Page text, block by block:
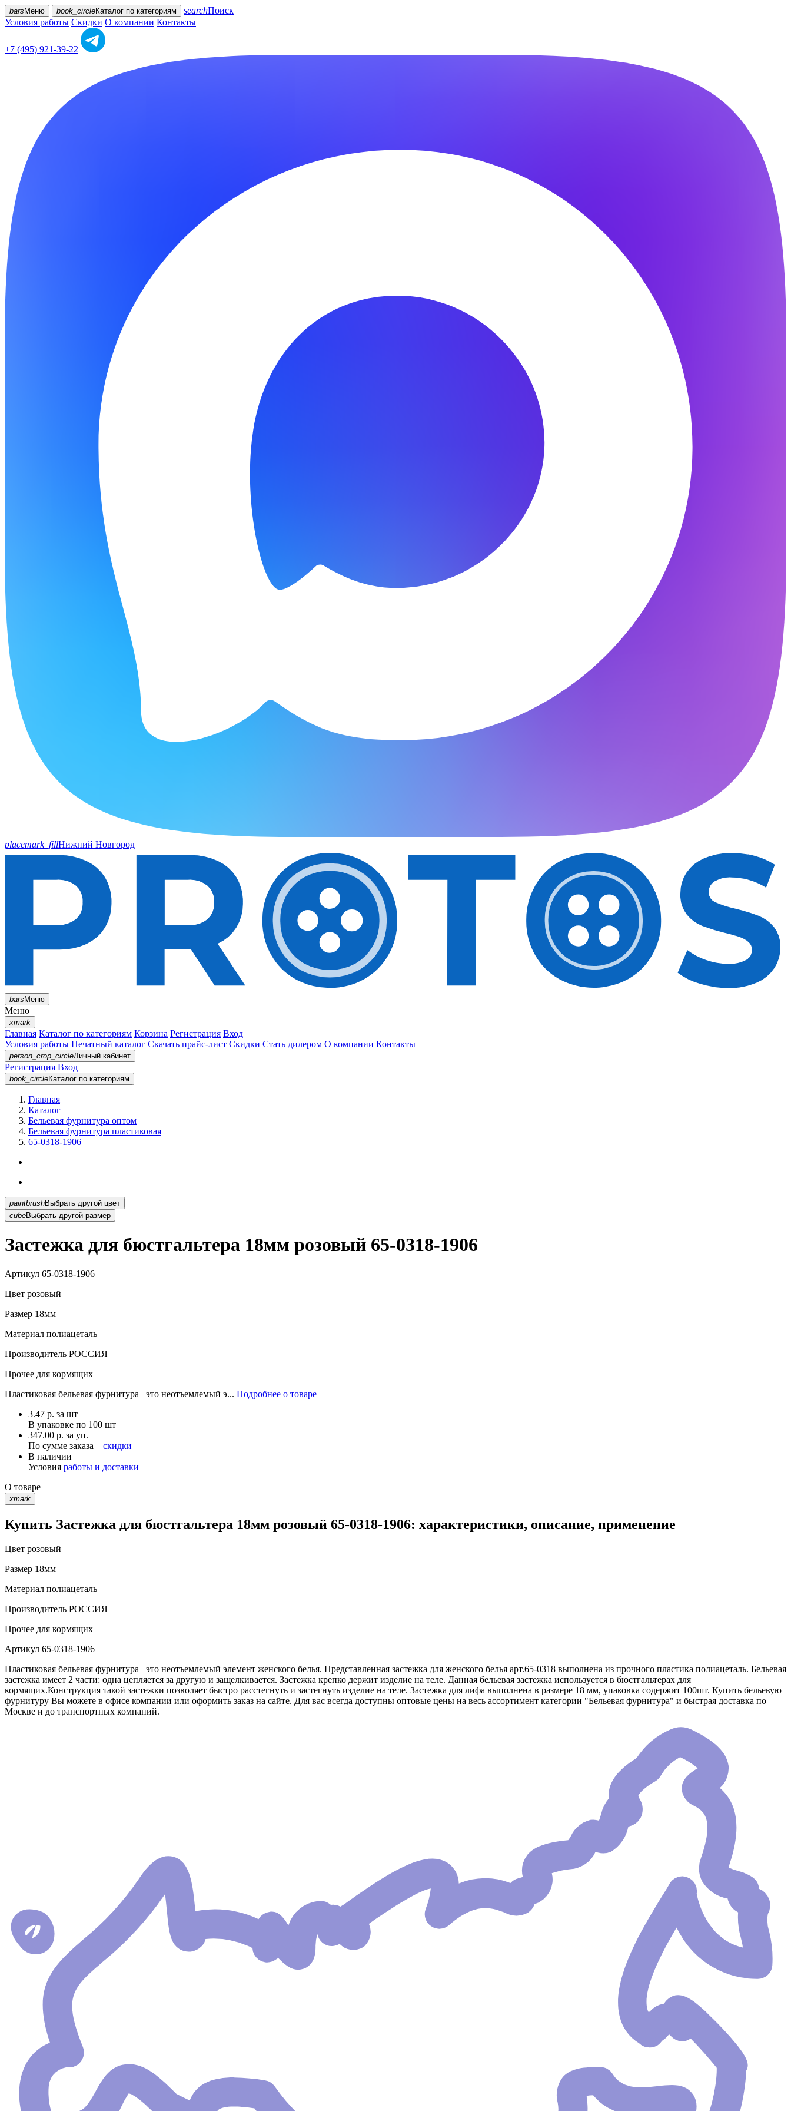
bars Меню book_circleКаталог по категориям searchПоиск
Условия работы Скидки О компании Контакты
+7 (495) 921-39-22
placemark_fillНижний Новгород
barsМеню
Меню
xmark
Главная Каталог по категориям Корзина Регистрация Вход
Условия работы Печатный каталог Скачать прайс-лист Скидки Стать дилером О компании Контакты
person_crop_circleЛичный кабинет
Регистрация Вход
book_circleКаталог по категориям
Главная
Каталог
Бельевая фурнитура оптом
Бельевая фурнитура пластиковая
65-0318-1906
paintbrush
Выбрать другой цвет
cubeВыбрать другой размер
Застежка для бюстгальтера 18мм розовый 65-0318-1906
Артикул 65-0318-1906
Цвет розовый
Размер 18мм
Материал полиацеталь
Производитель РОССИЯ
Прочее для кормящих
Пластиковая бельевая фурнитура –это неотъемлемый э... Подробнее о товаре
3.47 р. за шт
В упаковке по 100 шт
347.00 р. за уп.
По сумме заказа – скидки
В наличии
Условия работы и доставки
О товаре
xmark
Купить Застежка для бюстгальтера 18мм розовый 65-0318-1906: характеристики, описание, применение
Цвет розовый
Размер 18мм
Материал полиацеталь
Производитель РОССИЯ
Прочее для кормящих
Артикул 65-0318-1906
Пластиковая бельевая фурнитура –это неотъемлемый элемент женского белья. Представленная застежка для женского белья арт.65-0318 выполнена из прочного пластика полиацеталь. Бельевая
застежка имеет 2 части: одна цепляется за другую и защелкивается. Застежка крепко держит изделие на теле. Данная бельевая застежка используется в бюстгальтерах для
кормящих.Конструкция такой застежки позволяет быстро расстегнуть и застегнуть изделие на теле. Застежка для лифа выполнена в размере 18 мм, упаковка содержит 100шт. Купить бельевую
фурнитуру Вы можете в офисе компании или оформить заказ на сайте. Для вас всегда доступны оптовые цены на весь ассортимент категории "Бельевая фурнитура" и быстрая доставка по
Москве и до транспортных компаний.